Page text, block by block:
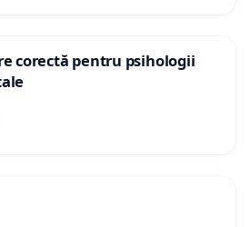
corectă pentru psihologii